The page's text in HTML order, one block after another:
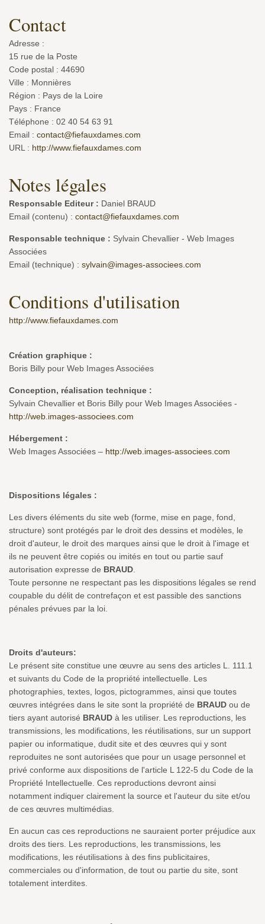
Contact
Adresse :
15 rue de la Poste
Code postal : 44690
Ville : Monnières
Région : Pays de la Loire
Pays : France
Téléphone : 02 40 54 63 91
Email : contact@fiefauxdames.com
URL : http://www.fiefauxdames.com
Notes légales
Responsable Editeur : Daniel BRAUD
Email (contenu) : contact@fiefauxdames.com
Responsable technique : Sylvain Chevallier - Web Images
Associées
Email (technique) : sylvain@images-associees.com
Conditions d'utilisation
http://www.fiefauxdames.com
Création graphique :
Boris Billy pour Web Images Associées
Conception, réalisation technique :
Sylvain Chevallier et Boris Billy pour Web Images Associées -
http://web.images-associees.com
Hébergement :
Web Images Associées – http://web.images-associees.com
Dispositions légales :
Les divers éléments du site web (forme, mise en page, fond,
structure) sont protégés par le droit des dessins et modèles, le
droit d'auteur, le droit des marques ainsi que le droit à l'image et
ils ne peuvent être copiés ou imités en tout ou partie sauf
autorisation expresse de BRAUD.
Toute personne ne respectant pas les dispositions légales se rend
coupable du délit de contrefaçon et est passible des sanctions
pénales prévues par la loi.
Droits d'auteurs:
Le présent site constitue une œuvre au sens des articles L. 111.1
et suivants du Code de la propriété intellectuelle. Les
photographies, textes, logos, pictogrammes, ainsi que toutes
œuvres intégrées dans le site sont la propriété de BRAUDou de
tiers ayant autorisé BRAUDà les utiliser. Les reproductions, les
transmissions, les modifications, les réutilisations, sur un support
papier ou informatique, dudit site et des œuvres qui y sont
reproduites ne sont autorisées que pour un usage personnel et
privé conforme aux dispositions de l'article L 122-5 du Code de la
Propriété Intellectuelle. Ces reproductions devront ainsi
notamment indiquer clairement la source et l'auteur du site et/ou
de ces œuvres multimédias.
En aucun cas ces reproductions ne sauraient porter préjudice aux
droits des tiers. Les reproductions, les transmissions, les
modifications, les réutilisations à des fins publicitaires,
commerciales ou d'information, de tout ou partie du site, sont
totalement interdites.